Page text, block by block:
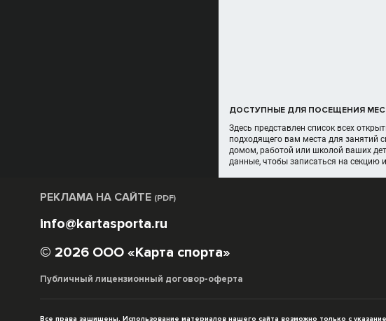
ДОСТУПНЫЕ ДЛЯ ПОСЕЩЕНИЯ
Здесь представлен список всех
подходящего вам места для занятий
домом, работой или школой ваших
данные, чтобы записаться на секцию
РЕКЛАМА НА САЙТЕ (PDF)
info@kartasporta.ru
© 2026 ООО «Карта спорта»
Публичный лицензионный договор-оферта
Все права защищены. Использование материалов нашего сайта возможно только с